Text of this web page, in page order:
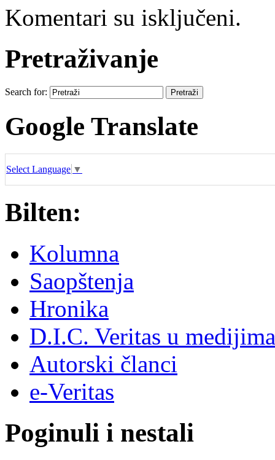
Komentari su isključeni.
Pretraživanje
Search for:
Google Translate
Select Language ▼
Bilten:
Kolumna
Saopštenja
Hronika
D.I.C. Veritas u medijima
Autorski članci
e-Veritas
Poginuli i nestali